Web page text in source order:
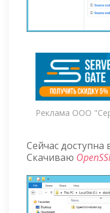
Реклама ООО
Сейчас доступна
Скачиваю